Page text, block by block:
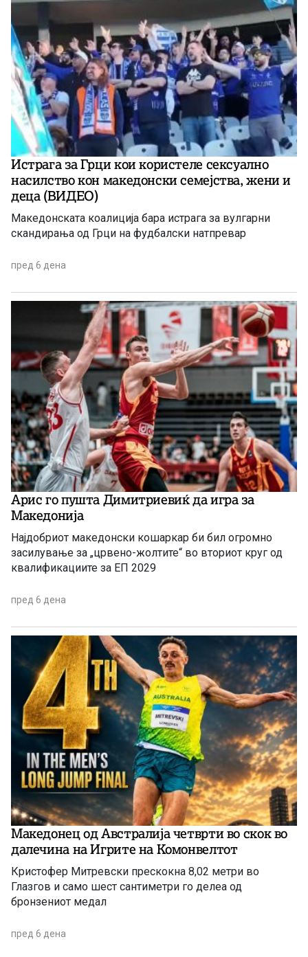
Истрага за Грци кои користеле сексуално
насилство кон македонски семејства, жени и
деца (ВИДЕО)
Македонската коалиција бара истрага за вулгарни
скандирања од Грци на фудбалски натпревар
пред 6 дена
Арис го пушта Димитриевиќ да игра за
Македонија
Најдобриот македонски кошаркар би бил огромно
засилување за „црвено-жолтите“ во вториот круг од
квалификациите за ЕП 2029
пред 6 дена
Македонец од Австралија четврти во скок во
далечина на Игрите на Комонвелтот
Кристофер Митревски прескокна 8,02 метри во
Глазгов и само шест сантиметри го делеа од
бронзениот медал
пред 6 дена